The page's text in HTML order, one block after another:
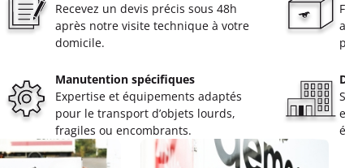
Appeler
Recevez un devis précis sous 48h
après notre visite technique à votre
domicile.
Manutention spécifiques
Expertise et équipements adaptés
pour le transport d’objets lourds,
fragiles ou encombrants.